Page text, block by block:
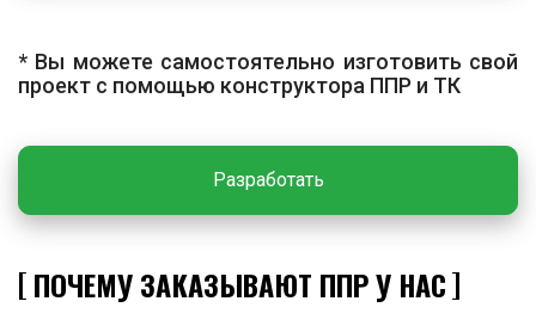
м — в четырёх. Арочные конструкции устанавливают в
проектное положение с выверкой по геодезическим
ЗАКЛЮЧИТЕЛЬНЫЕ РАБОТЫ
мусора, возвращают инструменты и технические
средства в места хранения, снимают сигнальные
* Вы можете самостоятельно изготовить свой
проект с помощью конструктора ППР и ТК
Разработать
ПОЧЕМУ ЗАКАЗЫВАЮТ ППР У НАС